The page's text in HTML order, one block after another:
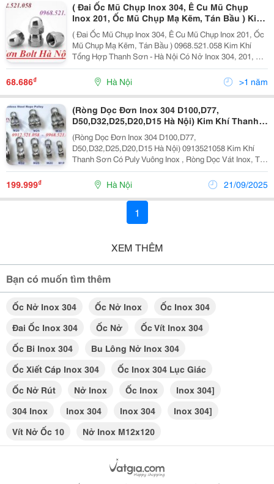
( Đai Ốc Mũ Chụp Inox 304, Ê Cu Mũ Chụp
Inox 201, Ốc Mũ Chụp Mạ Kẽm, Tán Bầu ) Kim
Khí Tổng Hợp Thanh Sơn - Hà Nội Có Nở Inox
304, 201, Nở Sắt Mạ Kẽm 7 Mầu, Tắc Kê Bu
Lông Nở Sắt, Bu Lông Neo, Bu Lông Móng
Thép Ct3M C45, S45C, Thanh Ren, Nối Ren
( Đai Ốc Mũ Chụp Inox 304, Ê Cu Mũ Chụp Inox 201, Ốc
Mũ Chụp Mạ Kẽm, Tán Bầu ) 0968.521.058 Kim Khí
Tổng Hợp Thanh Sơn - Hà Nội Có Nở Inox 304, 201, Nở
Sắt Mạ Kẽm 7 Mầu, Tắc Kê Bu Lông Nở Sắt, Bu Lông
Neo, Bu Lông Móng Thép Ct3M C45, S45C, Thanh
68.686₫ Hà Nội >1 năm
(Ròng Dọc Đơn Inox 304 D100,D77,
D50,D32,D25,D20,D15 Hà Nội) Kim Khí Thanh
Sơn Có Puly Vuông Inox , Ròng Dọc Vát Inox,
Tay Quay Inox Kéo Nâng Hạ Dây Cáp Cột Cờ,
Puly Đôi Inox 304 D20, Dây Cáp Inox 304,Cáp
Thép Mạ Kẽm, Cáp Thép Bọc Nhựa
(Ròng Dọc Đơn Inox 304 D100,D77,
D50,D32,D25,D20,D15 Hà Nội) 0913521058 Kim Khí
Thanh Sơn Có Puly Vuông Inox , Ròng Dọc Vát Inox, Tay
Quay Inox Kéo Nâng Hạ Dây Cáp Cột Cờ, Puly Đôi Inox
304 D20, Dây Cáp Inox 304,Cáp Thép Mạ Kẽm, Cáp
Thép Bọc Nhựa, Ốc...
199.999₫ Hà Nội 21/09/2025
1
XEM THÊM
Bạn có muốn tìm thêm
Ốc Nở Inox 304 Ốc Nở Inox
Ốc Inox 304
Đai Ốc Inox 304
Ốc Nở
Ốc Vít Inox 304
Ốc Bi Inox 304
Bu Lông Nở Inox 304
Ốc Xiết Cáp Inox 304
Ốc Inox 304 Lục Giác
Ốc Nở Rút
Nở Inox Ốc Inox
Inox 304]
304 Inox
Inox 304 Inox 304
Inox 304]
Vít Nở Ốc 10
Nở Inox M12x120